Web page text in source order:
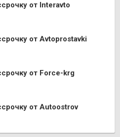
от Interavto
от Avtoprostavki
от Force-krg
от Autoostrov